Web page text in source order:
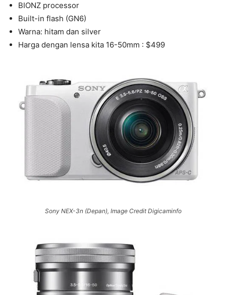
BIONZ processor
Built-in flash (GN6)
Warna: hitam dan silver
Harga dengan lensa kita 16-50mm : $499
Sony NEX-3n (Depan), Image Credit Digicaminfo